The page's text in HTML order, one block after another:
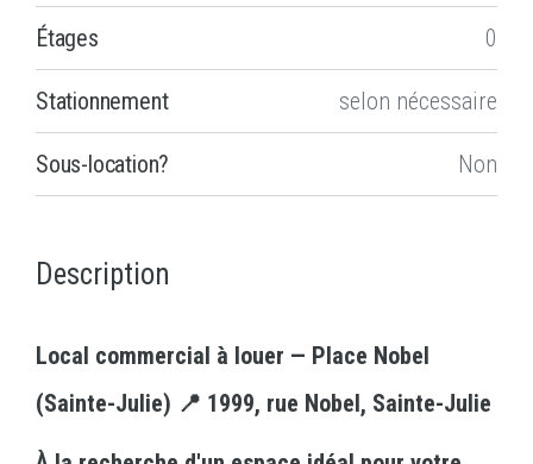
Étages 0
Stationnement selon nécessaire
Sous-location? Non
Description
Local commercial à louer — Place Nobel
(Sainte-Julie) 📍 1999, rue Nobel, Sainte-Julie